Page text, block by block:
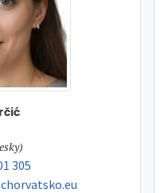
305